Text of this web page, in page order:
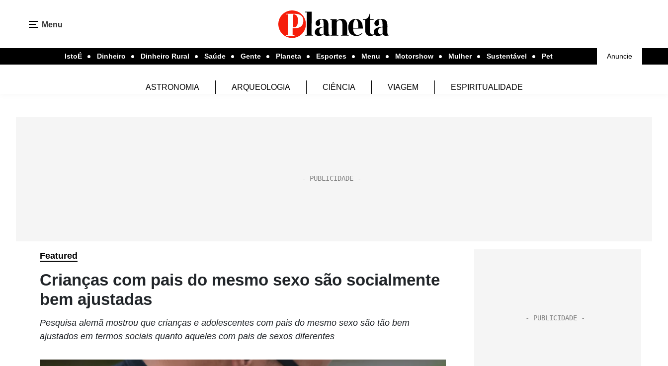
Menu
IstoÉ Dinheiro Dinheiro Rural Saúde Gente Planeta Esportes Menu Motorshow Mulher Sustentável Pet Anuncie
ASTRONOMIA ARQUEOLOGIA CIÊNCIA VIAGEM ESPIRITUALIDADE
Featured
Crianças com pais do mesmo sexo são socialmente
bem ajustadas
Pesquisa alemã mostrou que crianças e adolescentes com pais do mesmo sexo são tão bem
ajustados em termos sociais quanto aqueles com pais de sexos diferentes